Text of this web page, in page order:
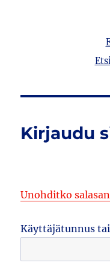
Kirjaudu
Unohditko
Käyttäjätunnus